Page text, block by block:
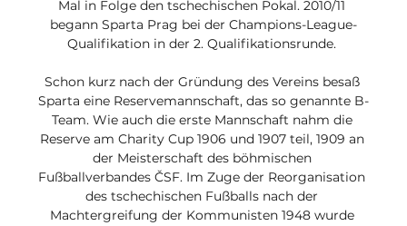
Mal in Folge den tschechischen Pokal. 2010/11
begann Sparta Prag bei der Champions-League-
Qualifikation in der 2. Qualifikationsrunde.
Schon kurz nach der Gründung des Vereins besaß
Sparta eine Reservemannschaft, das so genannte B-
Team. Wie auch die erste Mannschaft nahm die
Reserve am Charity Cup 1906 und 1907 teil, 1909 an
der Meisterschaft des böhmischen
Fußballverbandes ČSF. Im Zuge der Reorganisation
des tschechischen Fußballs nach der
Machtergreifung der Kommunisten 1948 wurde